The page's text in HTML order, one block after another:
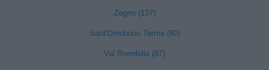
Zogno (137)
Sant'Omobono Terme (80)
Val Brembilla (87)